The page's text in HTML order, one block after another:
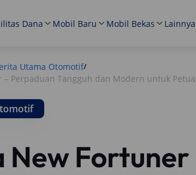
Dana Mobil Baru Mobil Bekas Lainnya
Utama Otomotif/
– Perpaduan Tangguh dan Modern untuk
New